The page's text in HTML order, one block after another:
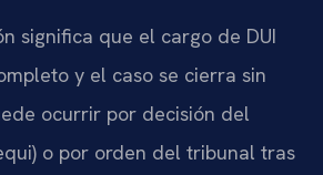
significa que el cargo de DUI
y el caso se cierra sin
ocurrir por decisión del
o por orden del tribunal tras